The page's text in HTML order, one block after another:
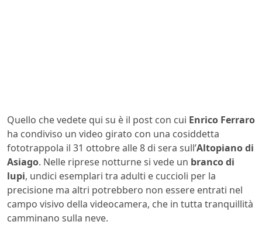
Quello che vedete qui su è il post con cui Enrico Ferraro
ha condiviso un video girato con una cosiddetta
fototrappola il 31 ottobre alle 8 di sera sull’Altopiano di
Asiago. Nelle riprese notturne si vede un branco di
lupi, undici esemplari tra adulti e cuccioli per la
precisione ma altri potrebbero non essere entrati nel
campo visivo della videocamera, che in tutta tranquillità
camminano sulla neve.